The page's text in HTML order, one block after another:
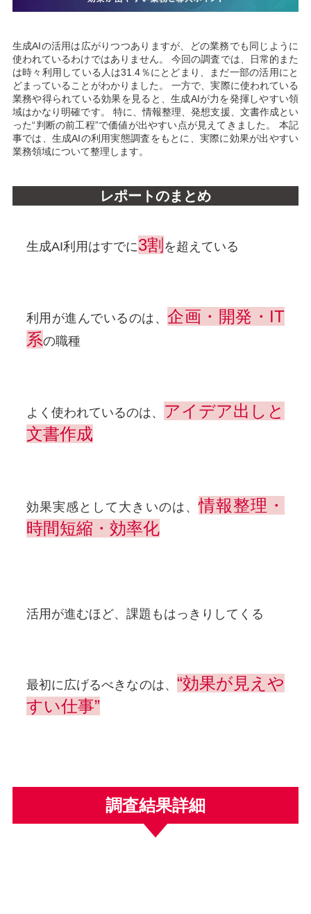
生成AIの活用は広がりつつありますが、どの業務でも同じように
使われているわけではありません。 今回の調査では、日常的また
は時々利用している人は31.4％にとどまり、まだ一部の活用にと
どまっていることがわかりました。 一方で、実際に使われている
業務や得られている効果を見ると、生成AIが力を発揮しやすい領
域はかなり明確です。 特に、情報整理、発想支援、文書作成とい
った“判断の前工程”で価値が出やすい点が見えてきました。 本記
事では、生成AIの利用実態調査をもとに、実際に効果が出やすい
業務領域について整理します。
レポートのまとめ
生成AI利用はすでに3割 を超えている
利用が進んでいるのは、企画・開発・IT
系の職種
よく使われているのは、 アイデア出しと
文書作成
効果実感として大きいのは、情報整理・
時間短縮・効率化
活用が進むほど、課題もはっきりしてくる
最初に広げるべきなのは、 “効果が見えや
すい仕事”
調査結果詳細